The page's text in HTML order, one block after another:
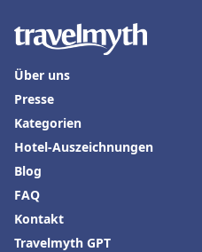
Über uns
Presse
Kategorien
Hotel-Auszeichnungen
Blog
FAQ
Kontakt
Travelmyth GPT